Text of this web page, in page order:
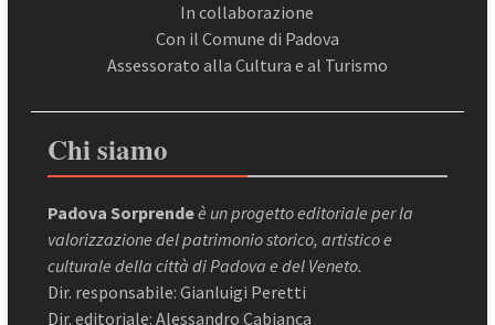
In collaborazione
Con il Comune di Padova
Assessorato alla Cultura e al Turismo
Chi siamo
Padova Sorprendeè un progetto editoriale per la
valorizzazione del patrimonio storico, artistico e
culturale della città di Padova e del Veneto.
Dir. responsabile: Gianluigi Peretti
Dir. editoriale: Alessandro Cabianca